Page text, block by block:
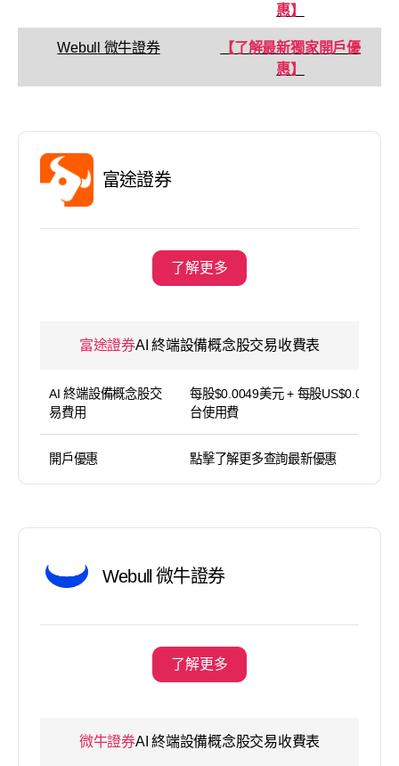
惠】
Webull 微牛證券
【了解最新獨家開戶優
惠】
富途證券
了解更多
富途證券AI 終端設備概念股交易收費表
AI 終端設備概念股交
易費用
每股$0.0049美元 + 每股US$0.005平
台使用費
開戶優惠 點擊了解更多查詢最新優惠
Webull 微牛證券
了解更多
微牛證券AI 終端設備概念股交易收費表